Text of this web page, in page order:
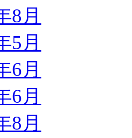
8月
5月
6月
6月
8月